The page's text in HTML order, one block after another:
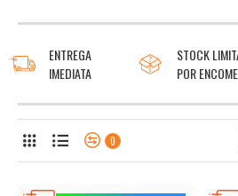
ENTREGA
IMEDIATA
STOCK
POR
0